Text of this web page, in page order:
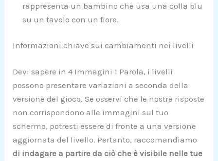
rappresenta un bambino che usa una colla blu
su un tavolo con un fiore.
Informazioni chiave sui cambiamenti nei livelli
Devi sapere in 4 Immagini 1 Parola, i livelli
possono presentare variazioni a seconda della
versione del gioco. Se osservi che le nostre risposte
non corrispondono alle immagini sul tuo
schermo, potresti essere di fronte a una versione
aggiornata del livello. Pertanto, raccomandiamo
di indagare a partire da ciò che è visibile nelle tue